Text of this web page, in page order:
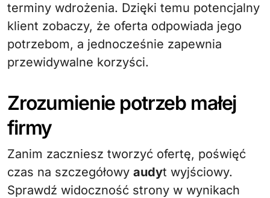
terminy wdrożenia. Dzięki temu potencjalny
klient zobaczy, że oferta odpowiada jego
potrzebom, a jednocześnie zapewnia
przewidywalne korzyści.
Zrozumienie potrzeb małej
firmy
Zanim zaczniesz tworzyć ofertę, poświęć
czas na szczegółowy audyt wyjściowy.
Sprawdź widoczność strony w wynikach